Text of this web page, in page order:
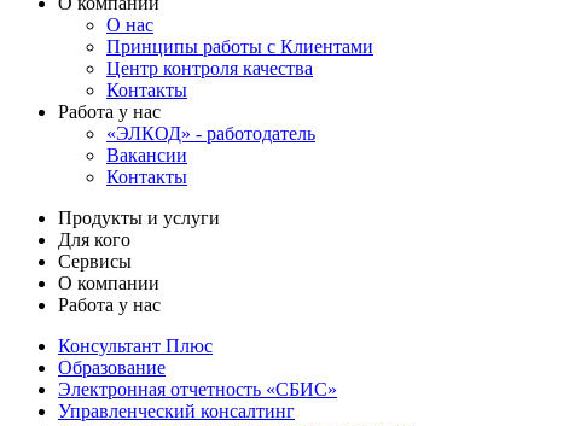
О нас
Принципы работы с Клиентами
Центр контроля качества
Контакты
Работа у нас
«ЭЛКОД» - работодатель
Вакансии
Контакты
Продукты и услуги
Для кого
Сервисы
О компании
Работа у нас
Консультант Плюс
Образование
Электронная отчетность «СБИС»
Управленческий консалтинг